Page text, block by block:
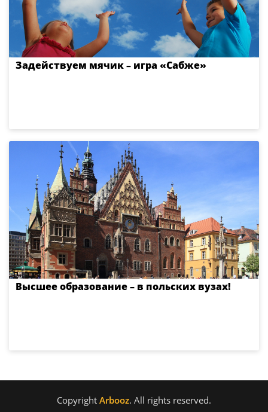
Задействуем мячик – игра «Сабже»
Высшее образование – в польских вузах!
Copyright Arbooz. All rights reserved.